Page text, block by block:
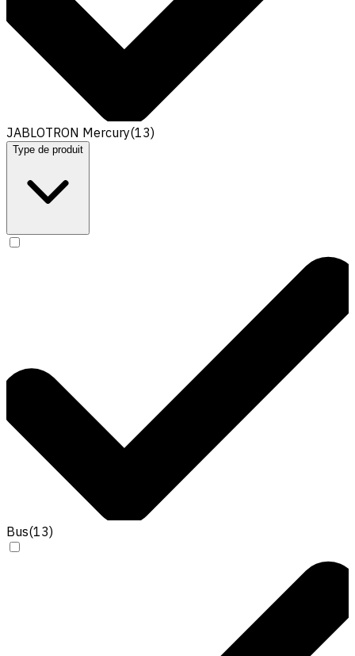
JABLOTRON Mercury(13)
Type de produit
Bus(13)